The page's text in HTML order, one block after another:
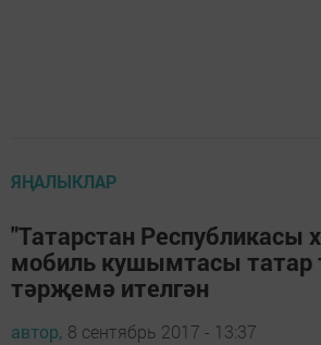
ЯҢАЛЫКЛАР
"Татарстан Республикасы
мобиль кушымтасы татар
тәрҗемә ителгән
автор, 8 сентябрь 2017 - 13:37